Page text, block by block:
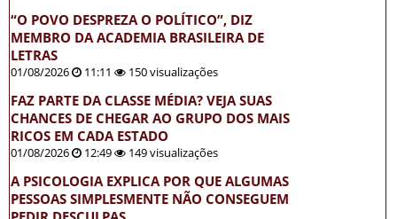
“O POVO DESPREZA O POLÍTICO”, DIZ
MEMBRO DA ACADEMIA BRASILEIRA DE
LETRAS
01/08/2026 11:11 150 visualizações
FAZ PARTE DA CLASSE MÉDIA? VEJA SUAS
CHANCES DE CHEGAR AO GRUPO DOS MAIS
RICOS EM CADA ESTADO
01/08/2026 12:49 149 visualizações
A PSICOLOGIA EXPLICA POR QUE ALGUMAS
PESSOAS SIMPLESMENTE NÃO CONSEGUEM